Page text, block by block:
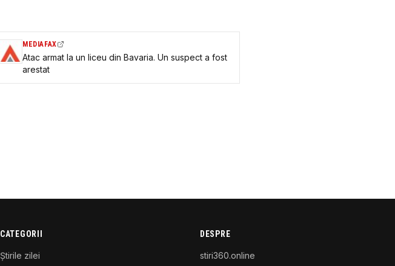
MEDIAFAX
Atac armat la un liceu din Bavaria. Un suspect a fost
arestat
CATEGORII
Știrile zilei
DESPRE
stiri360.online